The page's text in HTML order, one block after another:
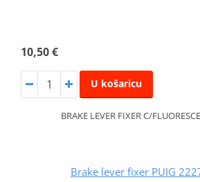
10,50 €
U košaricu
BRAKE LEVER FIXER C/
Brake lever fixer PUIG